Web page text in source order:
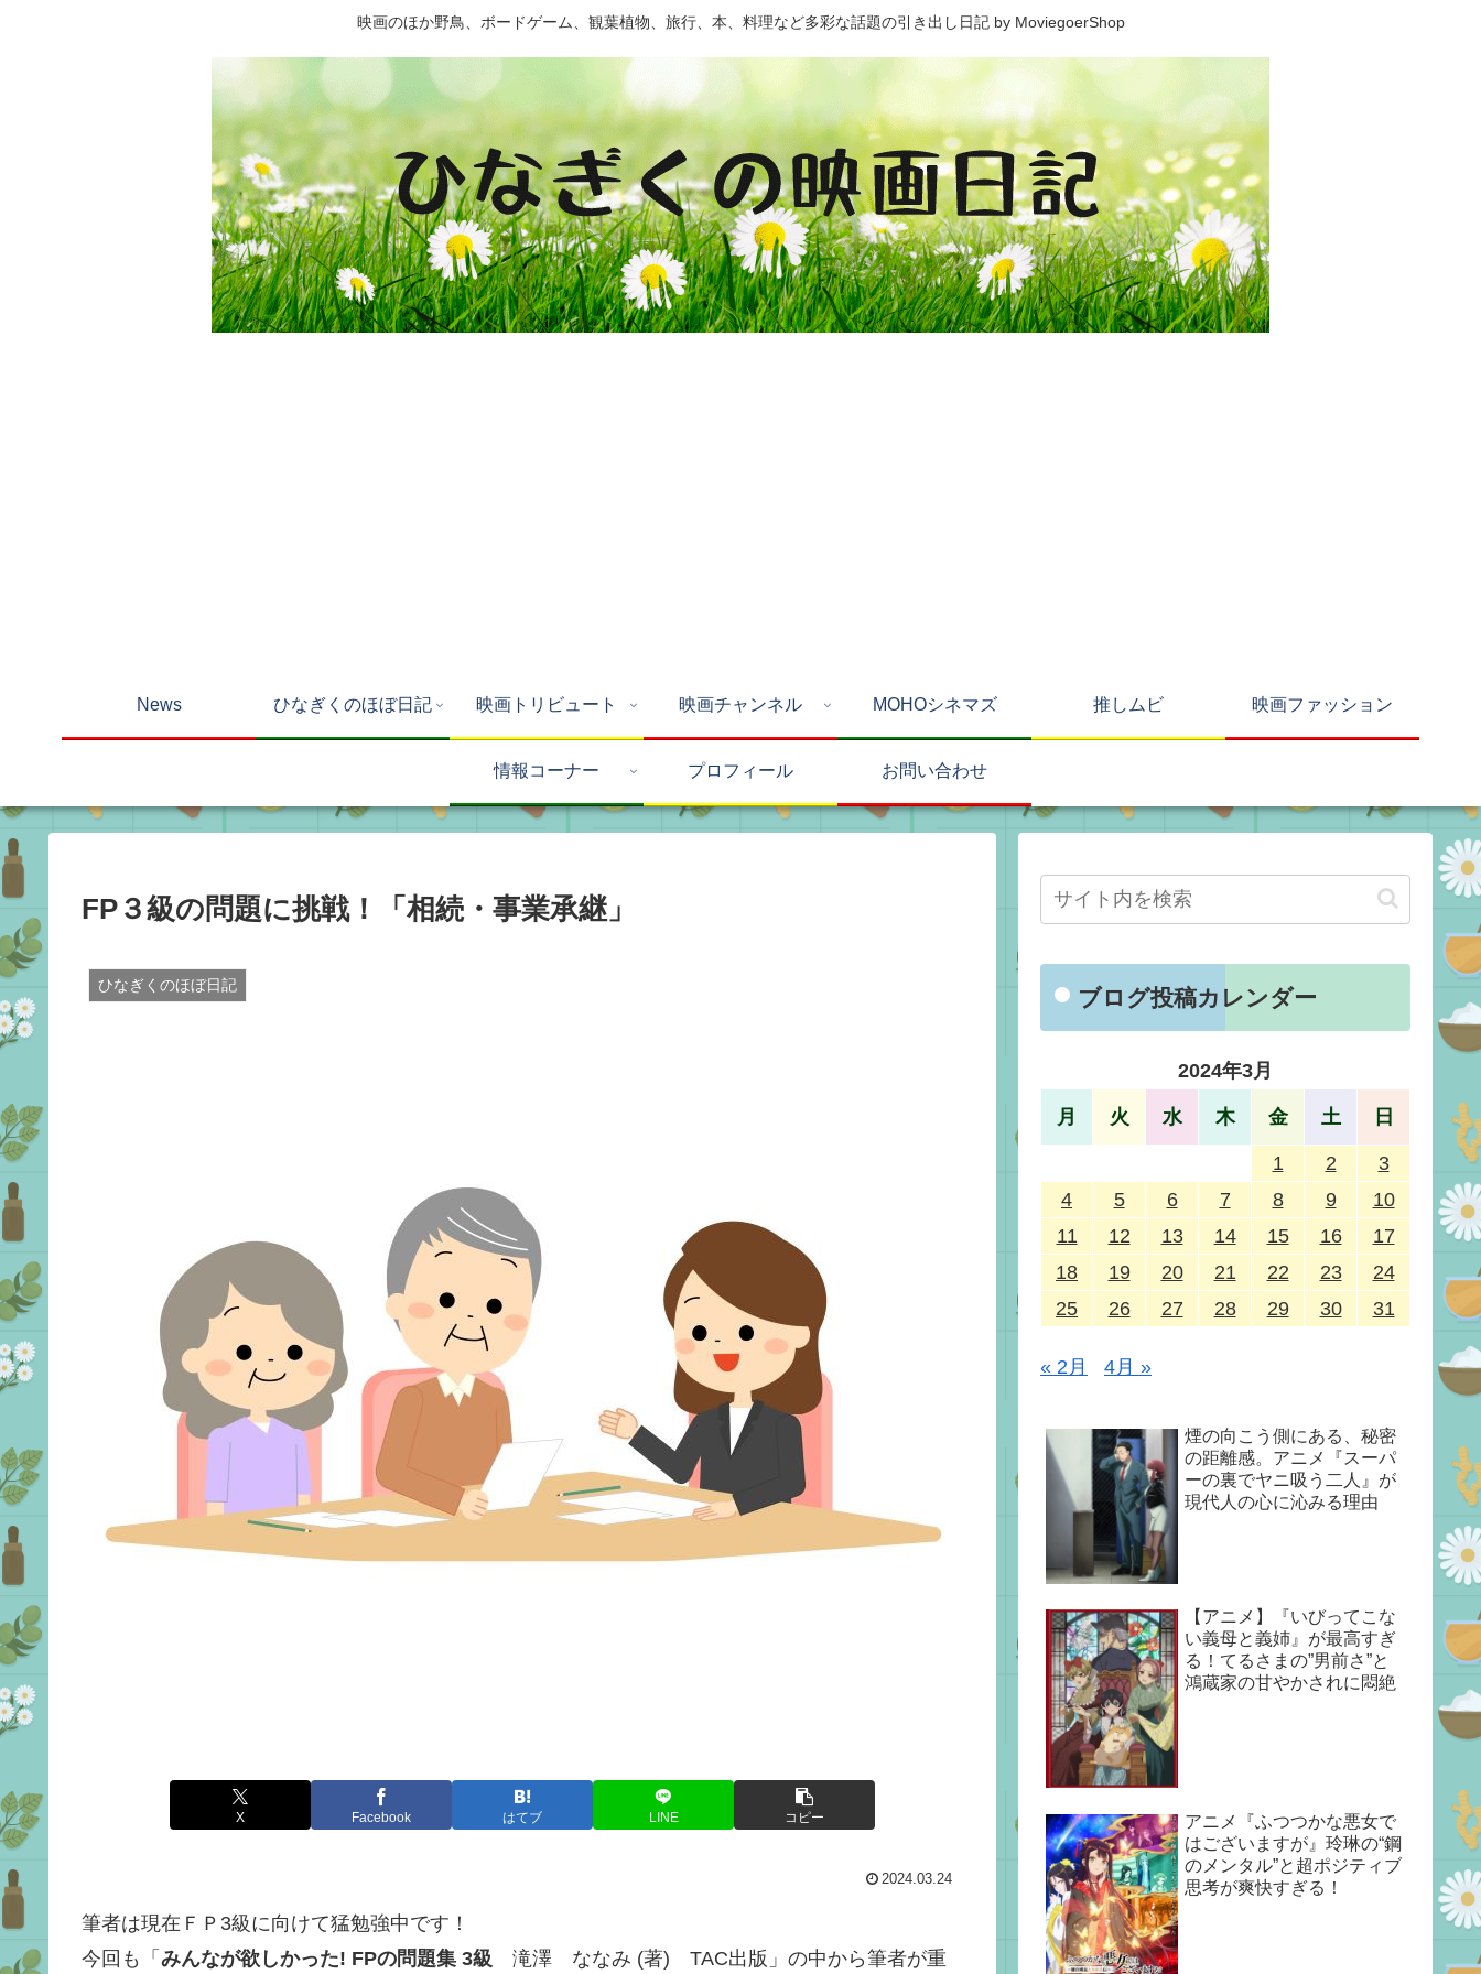
映画のほか野鳥、ボードゲーム、観葉植物、旅行、本、料理など多彩な話題の引き出し日記 by MoviegoerShop
News ひなぎくのほぼ日記 映画トリビュート 映画チャンネル MOHOシネマズ 推しムビ 映画ファッション
情報コーナー プロフィール お問い合わせ
FP３級の問題に挑戦！「相続・事業承継」
ひなぎくのほぼ日記
X Facebook はてブ LINE コピー
2024.03.24
筆者は現在ＦＰ3級に向けて猛勉強中です！
今回も「 みんなが欲しかった! FPの問題集 3級 滝澤 ななみ (著) TAC出版」の中から筆者が重
ブログ投稿カレンダー
2024年3月
月 火 水 木 金 土 日
1 2
3
4
5 6 7 8 9
10
11
12 13 14 15 16
17
18
19 20 21 22 23
24
25
26 27 28 29 30 31
« 2月 4月 »
煙の向こう側にある、秘密
の距離感。アニメ『スーパ
ーの裏でヤニ吸う二人』が
現代人の心に沁みる理由
【アニメ】『いびってこな
い義母と義姉』が最高すぎ
る！てるさまの”男前さ”と
鴻蔵家の甘やかされに悶絶
アニメ『ふつつかな悪女で
はございますが』玲琳の“鋼
のメンタル”と超ポジティブ
思考が爽快すぎる！